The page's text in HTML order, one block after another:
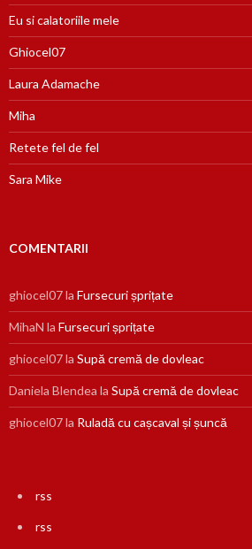
Eu si calatoriile mele
Ghiocel07
Laura Adamache
Miha
Retete fel de fel
Sara Mike
COMENTARII
ghiocel07la Fursecuri șprițate
MihaN la Fursecuri șprițate
ghiocel07la Supă cremă de dovleac
Daniela Blendea la Supă cremă de dovleac
ghiocel07la Ruladă cu cașcaval și șuncă
rss
rss